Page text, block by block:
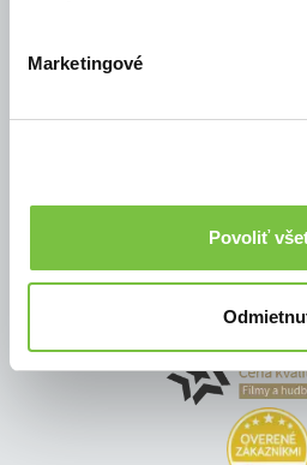
Marketingové
Povoliť